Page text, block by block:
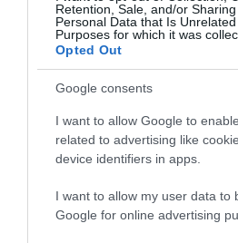
Retention, Sale, and/or
Personal Data that Is
Purposes for which it was
Opted Out
Google consents
I want to allow Google to
related to advertising like
device identifiers in apps.
I want to allow my user data to
Google for online advertising